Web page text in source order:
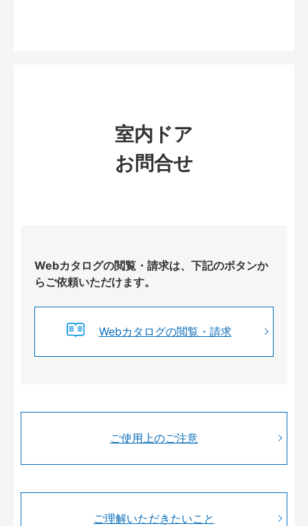
室内ドア
お問合せ
Webカタログの閲覧・請求は、下記のボタンか
らご依頼いただけます。
Webカタログの閲覧・請求
ご使用上のご注意
ご理解いただきたいこと